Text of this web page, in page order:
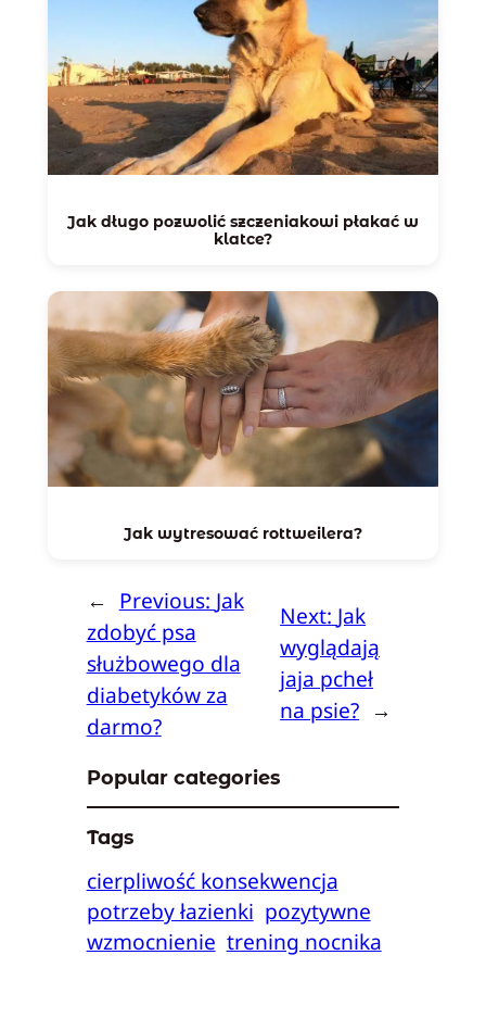
Jak długo pozwolić szczeniakowi płakać w
klatce?
Jak wytresować rottweilera?
← Previous: Jak
zdobyć psa
służbowego dla
diabetyków za
darmo?
Next: Jak
wyglądają
jaja pcheł
na psie? →
Popular categories
Tags
cierpliwość konsekwencja
potrzeby łazienki pozytywne
wzmocnienie trening nocnika